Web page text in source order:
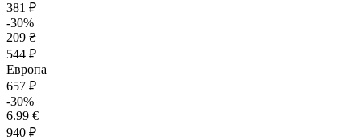
381 ₽
-30%
209 ₴
544 ₽
Европа
657 ₽
-30%
6.99 €
940 ₽